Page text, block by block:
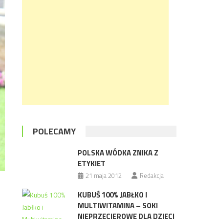
POLECAMY
POLSKA WÓDKA ZNIKA Z
ETYKIET
21 maja 2012 Redakcja
KUBUŚ 100% JABŁKO I
MULTIWITAMINA – SOKI
NIEPRZECIEROWE DLA DZIECI